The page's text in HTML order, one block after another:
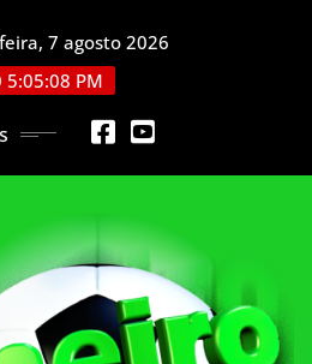
7 agosto 2026
5:05:11 PM